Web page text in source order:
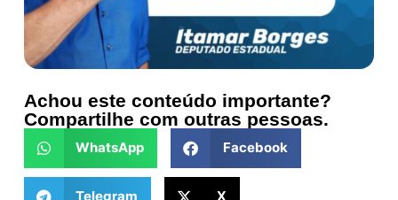
Achou este conteúdo importante?
Compartilhe com outras pessoas.
WhatsApp Facebook
Telegram X